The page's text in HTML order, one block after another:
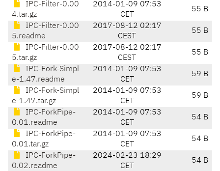
IPC-Filter-0.00
4.tar.gz
2014-01-09 07:53
CET
55 B
IPC-Filter-0.00
5.readme
2017-08-12 02:17
CEST
55 B
IPC-Filter-0.00
5.tar.gz
2017-08-12 02:17
CEST
55 B
IPC-Fork-Simpl
e-1.47.readme
2014-01-09 07:53
CET
59 B
IPC-Fork-Simpl
e-1.47.tar.gz
2014-01-09 07:53
CET
59 B
IPC-ForkPipe-
0.01.readme
2014-01-09 07:53
CET
54 B
IPC-ForkPipe-
0.01.tar.gz
2014-01-09 07:53
CET
54 B
IPC-ForkPipe-
0.02.readme
2024-02-23 18:29
CET
54 B